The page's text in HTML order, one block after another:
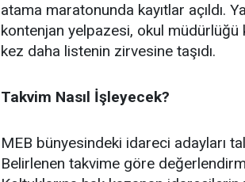
atama maratonunda kayıtlar açıldı.
kontenjan yelpazesi, okul
kez daha listenin zirvesine taşıdı.
Takvim Nasıl İşleyecek?
MEB bünyesindeki idareci adayları
Belirlenen takvime göre